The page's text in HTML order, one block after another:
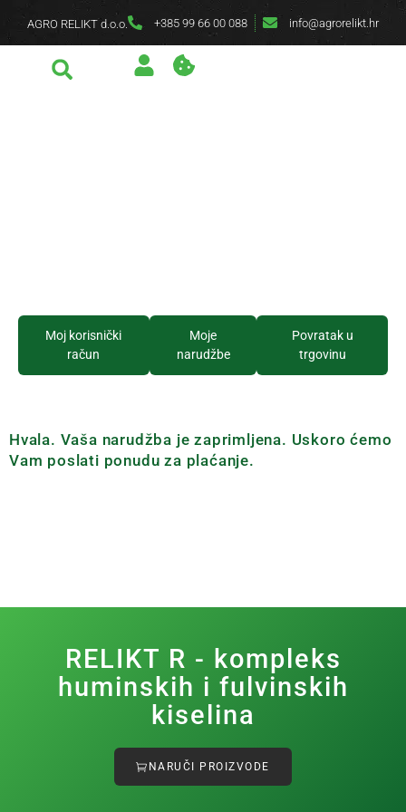
AGRO RELIKT d.o.o. +385 99 66 00 088 info@agrorelikt.hr
Moj korisnički
račun
Moje
narudžbe
Povratak u
trgovinu
Hvala. Vaša narudžba je zaprimljena. Uskoro ćemo
Vam poslati ponudu za plaćanje.
RELIKT R - kompleks
huminskih i fulvinskih
kiselina
NARUČI PROIZVODE